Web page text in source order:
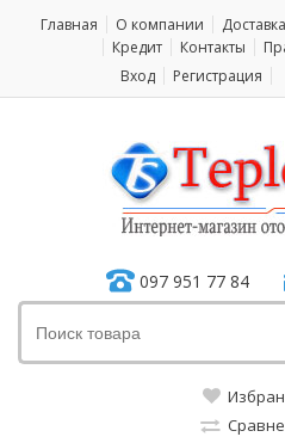
Главная О компании
Кредит
Контакты
Вход
Регистрация
097 951 77 84